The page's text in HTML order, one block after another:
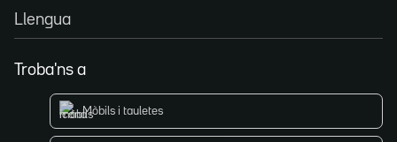
Llengua
Troba'ns a
Mòbils i tauletes